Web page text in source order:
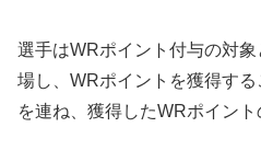
選手はWRポイント付与の対
場し、WRポイントを獲得す
を連ね、獲得したWRポイント